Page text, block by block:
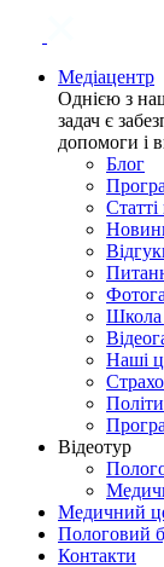
Медіацентр
Однією з
задач є
допомоги і
Блог
Статті
Школа
Наші
Відеотур
Медичний
Пологовий
Контакти